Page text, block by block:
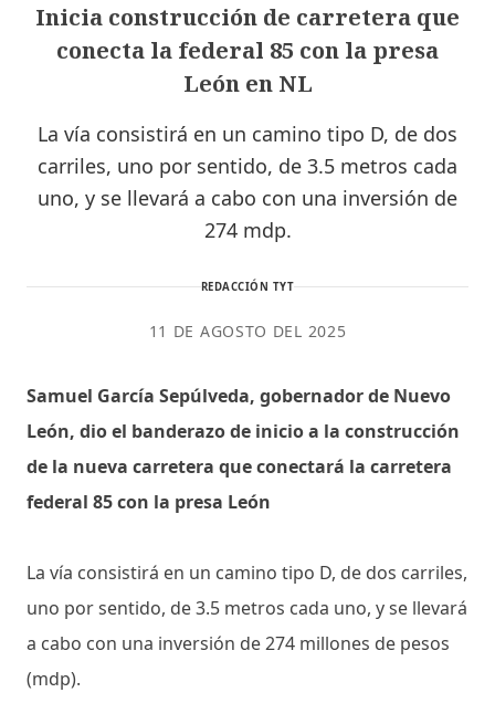
Inicia construcción de carretera que
conecta la federal 85 con la presa
León en NL
La vía consistirá en un camino tipo D, de dos
carriles, uno por sentido, de 3.5 metros cada
uno, y se llevará a cabo con una inversión de
274 mdp.
REDACCIÓN TYT
11 DE AGOSTO DEL 2025
Samuel García Sepúlveda, gobernador de Nuevo
León, dio el banderazo de inicio a la construcción
de la nueva carretera que conectará la carretera
federal 85 con la presa León
La vía consistirá en un camino tipo D, de dos carriles,
uno por sentido, de 3.5 metros cada uno, y se llevará
a cabo con una inversión de 274 millones de pesos
(mdp).